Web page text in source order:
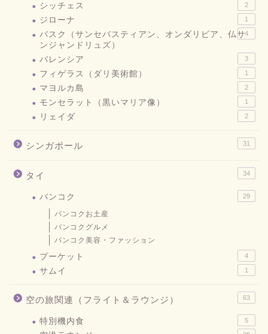
シッチェス 2
ジローナ 1
バスク（サンセバスティアン、オンダリビア、仏サ
ンジャンドリュズ）
4
バレンシア 3
フィゲラス（ダリ美術館） 1
マヨルカ島 2
モンセラット（黒いマリア像） 1
リェイダ 2
シンガポール 31
タイ 34
バンコク 29
バンコクお土産
バンコクグルメ
バンコク美容・ファッション
プーケット 4
サムイ 1
空の旅関連（フライト＆ラウンジ） 63
特別機内食 5